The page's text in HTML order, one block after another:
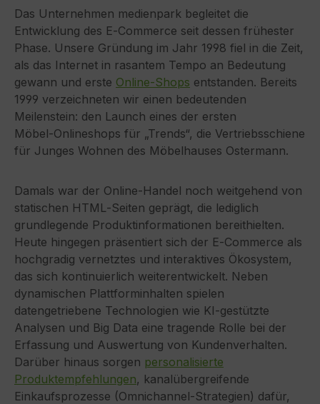
Das Unternehmen medienpark begleitet die
Entwicklung des E‑Commerce seit dessen frühester
Phase. Unsere Gründung im Jahr 1998 fiel in die Zeit,
als das Internet in rasantem Tempo an Bedeutung
gewann und erste Online‑Shops entstanden. Bereits
1999 verzeichneten wir einen bedeutenden
Meilenstein: den Launch eines der ersten
Möbel‑Onlineshops für „Trends“, die Vertriebsschiene
für Junges Wohnen des Möbelhauses Ostermann.
Damals war der Online‑Handel noch weitgehend von
statischen HTML‑Seiten geprägt, die lediglich
grundlegende Produktinformationen bereithielten.
Heute hingegen präsentiert sich der E‑Commerce als
hochgradig vernetztes und interaktives Ökosystem,
das sich kontinuierlich weiterentwickelt. Neben
dynamischen Plattforminhalten spielen
datengetriebene Technologien wie KI‑gestützte
Analysen und Big Data eine tragende Rolle bei der
Erfassung und Auswertung von Kundenverhalten.
Darüber hinaus sorgen personalisierte
Produktempfehlungen, kanalübergreifende
Einkaufsprozesse (Omnichannel‑Strategien) dafür,